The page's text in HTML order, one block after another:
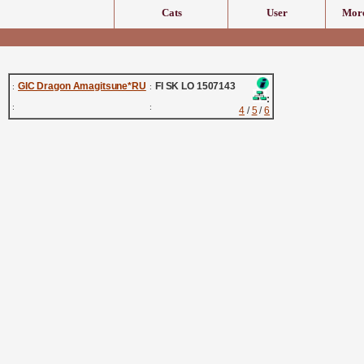
Cats User
: GIC Dragon Amagitsune*RU :
FI SK LO 1507143
:
4 /5/6
: :